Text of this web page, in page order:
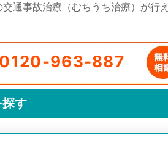
通事故治療（むちうち治療）が行
0120-963-887
す